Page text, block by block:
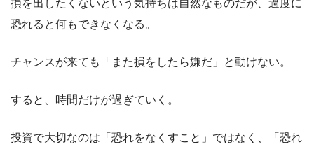
損を出したくないという気持ちは自然なものだが、過度に
恐れると何もできなくなる。
チャンスが来ても「また損をしたら嫌だ」と動けない。
すると、時間だけが過ぎていく。
投資で大切なのは「恐れをなくすこと」ではなく、「恐れ